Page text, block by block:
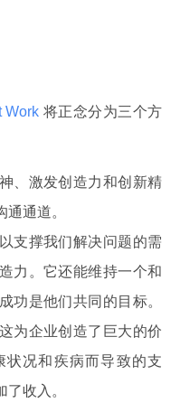
Work 将正念分为三个方
、激发创造力和创新精
通道。
支撑我们解决问题的需
力。它还能维持一个和
功是他们共同的目标。
为企业创造了巨大的价
状况和疾病而导致的支
收入。